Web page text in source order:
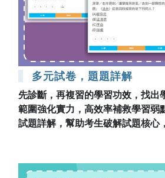
多元試卷，題題詳解
先診斷，再複習的學習功效，找出
範圍強化實力，高效率補救學習弱
試題詳解，幫助考生破解試題核心